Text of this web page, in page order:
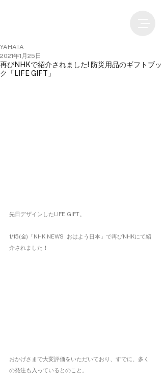
再びNHKで紹介されました! 防災用品のギフトブッ
ク「LIFE GIFT」
YAHATA
2021年1月25日
先日デザインしたLIFE GIFT。
1/15(金)「NHK NEWS  おはよう日本」で再びNHKにて紹
介されました！
おかげさまで大変評価をいただいており、すでに、多く
の発注も入っているとのこと。